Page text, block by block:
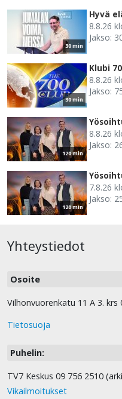
30 min
Hyvä
8.8.26
Jakso:
30 min
Klubi
8.8.26
Jakso:
120 min
8.8.26
Jakso:
120 min
7.8.26
Jakso:
Yhteystiedot
Osoite
Vilhonvuorenkatu 11 A 3. krs
Tietosuoja
Puhelin:
TV7 Keskus 09 756 2510
Vikailmoitukset